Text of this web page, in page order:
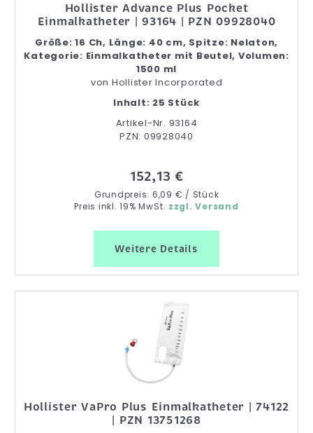
Hollister Advance Plus Pocket
Einmalkatheter | 93164 | PZN 09928040
Größe: 16 Ch, Länge: 40 cm, Spitze: Nelaton,
Kategorie: Einmalkatheter mit Beutel, Volumen:
1500 ml
von Hollister Incorporated
Inhalt: 25 Stück
Artikel-Nr. 93164
PZN: 09928040
152,13 €
Grundpreis: 6,09 € / Stück
Preis inkl. 19% MwSt. zzgl. Versand
Weitere Details
Hollister VaPro Plus Einmalkatheter | 74122
| PZN 13751268